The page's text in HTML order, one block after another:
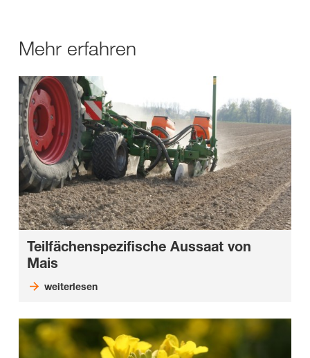
Mehr erfahren
Teilfächenspezifische Aussaat von
Mais
weiterlesen